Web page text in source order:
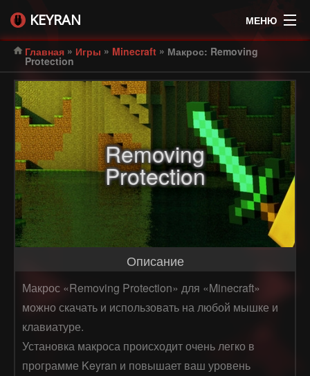
KEYRAN МЕНЮ
Главная » Игры » Minecraft » Макрос: Removing
Protection
Removing
Protection
Описание
Макрос «Removing Protection» для «Minecraft»
можно скачать и использовать на любой мышке и
клавиатуре.
Установка макроса происходит очень легко в
программе Keyran и повышает ваш уровень